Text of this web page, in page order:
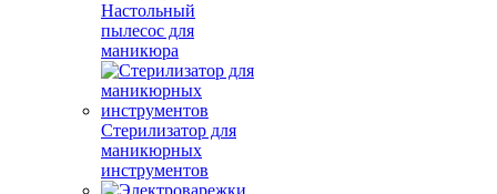
Настольный
пылесос для
маникюра
Стерилизатор для
маникюрных
инструментов